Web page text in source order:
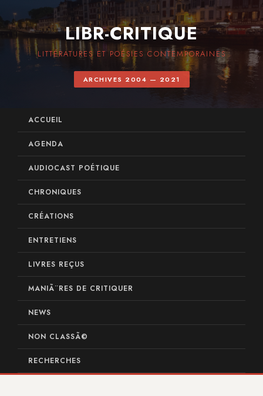
LIBR-CRITIQUE
LITTÉRATURES ET POÉSIES CONTEMPORAINES
ARCHIVES 2004 — 2021
ACCUEIL
AGENDA
AUDIOCAST POÉTIQUE
CHRONIQUES
CRÉATIONS
ENTRETIENS
LIVRES REÇUS
MANIÃ¨RES DE CRITIQUER
NEWS
NON CLASSÃ©
RECHERCHES